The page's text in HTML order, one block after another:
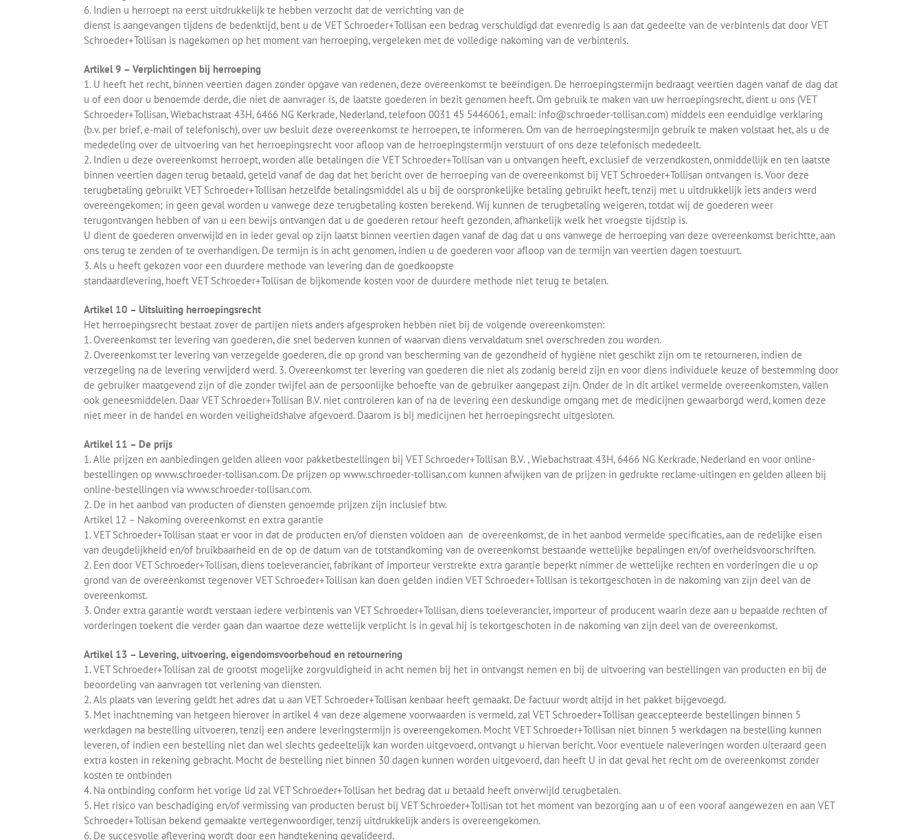
6. Indien u herroept na eerst uitdrukkelijk te hebben verzocht dat de verrichting van de
dienst is aangevangen tijdens de bedenktijd, bent u de VET Schroeder+Tollisan een bedrag verschuldigd dat evenredig is aan dat gedeelte van de verbintenis dat door VET
Schroeder+Tollisan is nagekomen op het moment van herroeping, vergeleken met de volledige nakoming van de verbintenis.
Artikel 9 – Verplichtingen bij herroeping
1. U heeft het recht, binnen veertien dagen zonder opgave van redenen, deze overeenkomst te beëindigen. De herroepingstermijn bedraagt veertien dagen vanaf de dag dat
u of een door u benoemde derde, die niet de aanvrager is, de laatste goederen in bezit genomen heeft. Om gebruik te maken van uw herroepingsrecht, dient u ons (VET
Schroeder+Tollisan, Wiebachstraat 43H, 6466 NG Kerkrade, Nederland, telefoon 0031 45 5446061, email: info@schroeder-tollisan.com) middels een eenduidige verklaring
(b.v. per brief, e-mail of telefonisch), over uw besluit deze overeenkomst te herroepen, te informeren. Om van de herroepingstermijn gebruik te maken volstaat het, als u de
mededeling over de uitvoering van het herroepingsrecht voor afloop van de herroepingstermijn verstuurt of ons deze telefonisch mededeelt.
2. Indien u deze overeenkomst herroept, worden alle betalingen die VET Schroeder+Tollisan van u ontvangen heeft, exclusief de verzendkosten, onmiddellijk en ten laatste
binnen veertien dagen terug betaald, geteld vanaf de dag dat het bericht over de herroeping van de overeenkomst bij VET Schroeder+Tollisan ontvangen is. Voor deze
terugbetaling gebruikt VET Schroeder+Tollisan hetzelfde betalingsmiddel als u bij de oorspronkelijke betaling gebruikt heeft, tenzij met u uitdrukkelijk iets anders werd
overeengekomen; in geen geval worden u vanwege deze terugbetaling kosten berekend. Wij kunnen de terugbetaling weigeren, totdat wij de goederen weer
terugontvangen hebben of van u een bewijs ontvangen dat u de goederen retour heeft gezonden, afhankelijk welk het vroegste tijdstip is.
U dient de goederen onverwijld en in ieder geval op zijn laatst binnen veertien dagen vanaf de dag dat u ons vanwege de herroeping van deze overeenkomst berichtte, aan
ons terug te zenden of te overhandigen. De termijn is in acht genomen, indien u de goederen voor afloop van de termijn van veertien dagen toestuurt.
3. Als u heeft gekozen voor een duurdere methode van levering dan de goedkoopste
standaardlevering, hoeft VET Schroeder+Tollisan de bijkomende kosten voor de duurdere methode niet terug te betalen.
Artikel 10 – Uitsluiting herroepingsrecht
Het herroepingsrecht bestaat zover de partijen niets anders afgesproken hebben niet bij de volgende overeenkomsten:
1. Overeenkomst ter levering van goederen, die snel bederven kunnen of waarvan diens vervaldatum snel overschreden zou worden.
2. Overeenkomst ter levering van verzegelde goederen, die op grond van bescherming van de gezondheid of hygiëne niet geschikt zijn om te retourneren, indien de
verzegeling na de levering verwijderd werd. 3. Overeenkomst ter levering van goederen die niet als zodanig bereid zijn en voor diens individuele keuze of bestemming door
de gebruiker maatgevend zijn of die zonder twijfel aan de persoonlijke behoefte van de gebruiker aangepast zijn. Onder de in dit artikel vermelde overeenkomsten, vallen
ook geneesmiddelen. Daar VET Schroeder+Tollisan B.V. niet controleren kan of na de levering een deskundige omgang met de medicijnen gewaarborgd werd, komen deze
niet meer in de handel en worden veiligheidshalve afgevoerd. Daarom is bij medicijnen het herroepingsrecht uitgesloten.
Artikel 11 – De prijs
1. Alle prijzen en aanbiedingen gelden alleen voor pakketbestellingen bij VET Schroeder+Tollisan B.V. , Wiebachstraat 43H, 6466 NG Kerkrade, Nederland en voor online-
bestellingen op www.schroeder-tollisan.com. De prijzen op www.schroeder-tollisan.com kunnen afwijken van de prijzen in gedrukte reclame-uitingen en gelden alleen bij
online-bestellingen via www.schroeder-tollisan.com.
2. De in het aanbod van producten of diensten genoemde prijzen zijn inclusief btw.
Artikel 12 – Nakoming overeenkomst en extra garantie
1. VET Schroeder+Tollisan staat er voor in dat de producten en/of diensten voldoen aan de overeenkomst, de in het aanbod vermelde specificaties, aan de redelijke eisen
van deugdelijkheid en/of bruikbaarheid en de op de datum van de totstandkoming van de overeenkomst bestaande wettelijke bepalingen en/of overheidsvoorschriften.
2. Een door VET Schroeder+Tollisan, diens toeleverancier, fabrikant of importeur verstrekte extra garantie beperkt nimmer de wettelijke rechten en vorderingen die u op
grond van de overeenkomst tegenover VET Schroeder+Tollisan kan doen gelden indien VET Schroeder+Tollisan is tekortgeschoten in de nakoming van zijn deel van de
overeenkomst.
3. Onder extra garantie wordt verstaan iedere verbintenis van VET Schroeder+Tollisan, diens toeleverancier, importeur of producent waarin deze aan u bepaalde rechten of
vorderingen toekent die verder gaan dan waartoe deze wettelijk verplicht is in geval hij is tekortgeschoten in de nakoming van zijn deel van de overeenkomst.
Artikel 13 – Levering, uitvoering, eigendomsvoorbehoud en retournering
1. VET Schroeder+Tollisan zal de grootst mogelijke zorgvuldigheid in acht nemen bij het in ontvangst nemen en bij de uitvoering van bestellingen van producten en bij de
beoordeling van aanvragen tot verlening van diensten.
2. Als plaats van levering geldt het adres dat u aan VET Schroeder+Tollisan kenbaar heeft gemaakt. De factuur wordt altijd in het pakket bijgevoegd.
3. Met inachtneming van hetgeen hierover in artikel 4 van deze algemene voorwaarden is vermeld, zal VET Schroeder+Tollisan geaccepteerde bestellingen binnen 5
werkdagen na bestelling uitvoeren, tenzij een andere leveringstermijn is overeengekomen. Mocht VET Schroeder+Tollisan niet binnen 5 werkdagen na bestelling kunnen
leveren, of indien een bestelling niet dan wel slechts gedeeltelijk kan worden uitgevoerd, ontvangt u hiervan bericht. Voor eventuele naleveringen worden uiteraard geen
extra kosten in rekening gebracht. Mocht de bestelling niet binnen 30 dagen kunnen worden uitgevoerd, dan heeft U in dat geval het recht om de overeenkomst zonder
kosten te ontbinden
4. Na ontbinding conform het vorige lid zal VET Schroeder+Tollisan het bedrag dat u betaald heeft onverwijld terugbetalen.
5. Het risico van beschadiging en/of vermissing van producten berust bij VET Schroeder+Tollisan tot het moment van bezorging aan u of een vooraf aangewezen en aan VET
Schroeder+Tollisan bekend gemaakte vertegenwoordiger, tenzij uitdrukkelijk anders is overeengekomen.
6. De succesvolle aflevering wordt door een handtekening gevalideerd.